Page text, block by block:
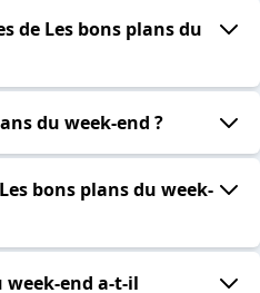
de Les bons plans du
du week-end ?
bons plans du week-
week-end a-t-il